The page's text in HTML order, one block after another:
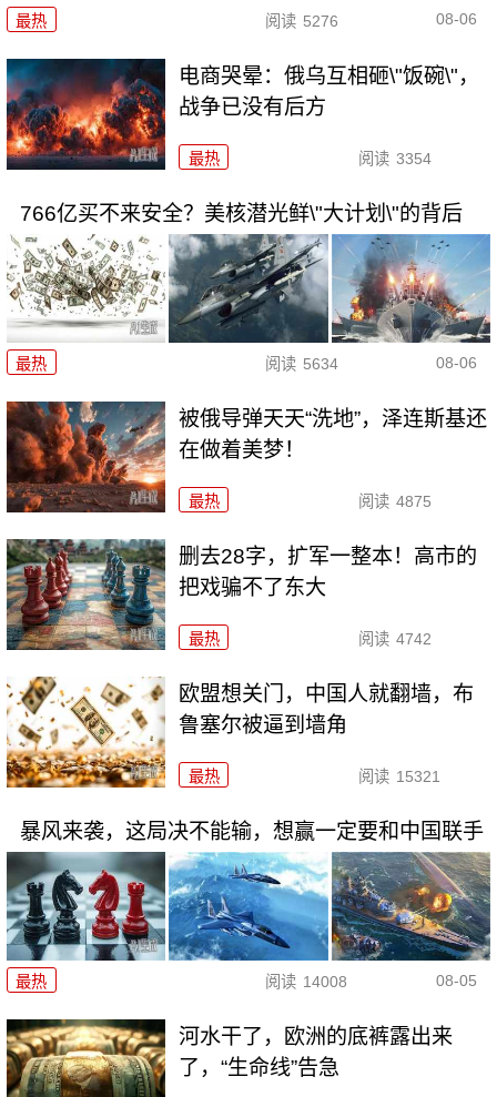
最热 阅读 5276 08-06
电商哭晕：俄乌互相砸\"饭碗\"，
战争已没有后方
最热 阅读 3354
766亿买不来安全？美核潜光鲜\"大计划\"的背后
最热 阅读 5634 08-06
被俄导弹天天“洗地”，泽连斯基还
在做着美梦！
最热 阅读 4875
删去28字，扩军一整本！高市的
把戏骗不了东大
最热 阅读 4742
欧盟想关门，中国人就翻墙，布
鲁塞尔被逼到墙角
最热 阅读 15321
暴风来袭，这局决不能输，想赢一定要和中国联手
最热 阅读 14008 08-05
河水干了，欧洲的底裤露出来
了，“生命线”告急